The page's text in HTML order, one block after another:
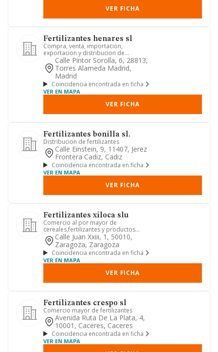
VER FICHA
Fertilizantes henares sl
Compra, venta, importacion,
exportacion y distribucion de
fertilizantes, abonos, semillas,
cereales.
Calle Pintor Sorolla, 6, 28813,
Torres Alameda Madrid,
Madrid
Coincidencia encontrada en ficha
VER EN MAPA
VER FICHA
Fertilizantes bonilla sl.
Distribucion de fertilizantes
Calle Einstein, 9, 11407, Jerez
Frontera Cadiz, Cadiz
Coincidencia encontrada en ficha
VER EN MAPA
VER FICHA
Fertilizantes xiloca slu
Comercio al por mayor de
cereales,fertilizantes y productos
fitosanitarios.
Calle Juan Xxiii, 1, 50010,
Zaragoza, Zaragoza
Coincidencia encontrada en ficha
VER EN MAPA
VER FICHA
Fertilizantes crespo sl
Comercio mayor de fertilizantes
Avenida Ruta De La Plata, 4,
10001, Caceres, Caceres
Coincidencia encontrada en ficha
VER EN MAPA